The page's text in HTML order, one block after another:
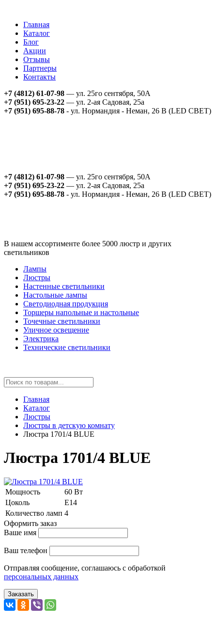
Главная
Каталог
Блог
Акции
Отзывы
Партнеры
Контакты
+7 (4812) 61-07-98 — ул. 25го сентября, 50А
+7 (951) 695-23-22 — ул. 2-ая Садовая, 25а
+7 (951) 695-88-78 - ул. Нормандия - Неман, 26 В (LED СВЕТ)
+7 (4812) 61-07-98 — ул. 25го сентября, 50А
+7 (951) 695-23-22 — ул. 2-ая Садовая, 25а
+7 (951) 695-88-78 - ул. Нормандия - Неман, 26 В (LED СВЕТ)
В нашем ассортименте более 5000 люстр и других
светильников
Лампы
Люстры
Настенные светильники
Настольные лампы
Светодиодная продукция
Торшеры напольные и настольные
Точечные светильники
Уличное освещение
Электрика
Технические светильники
Главная
Каталог
Люстры
Люстры в детскую комнату
Люстра 1701/4 BLUE
Люстра 1701/4 BLUE
Мощность
60 Вт
Цоколь
Е14
Количество ламп 4
Оформить заказ
Ваше имя
Ваш телефон
Отправляя сообщение, соглашаюсь с обработкой
персональных данных
Заказать